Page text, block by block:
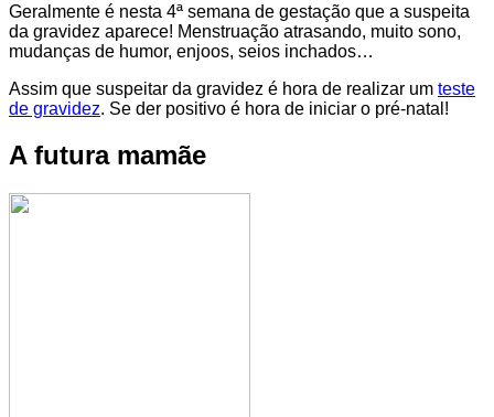
Geralmente é nesta 4ª semana de gestação que a suspeita
da gravidez aparece! Menstruação atrasando, muito sono,
mudanças de humor, enjoos, seios inchados…
Assim que suspeitar da gravidez é hora de realizar um teste
de gravidez. Se der positivo é hora de iniciar o pré-natal!
A futura mamãe